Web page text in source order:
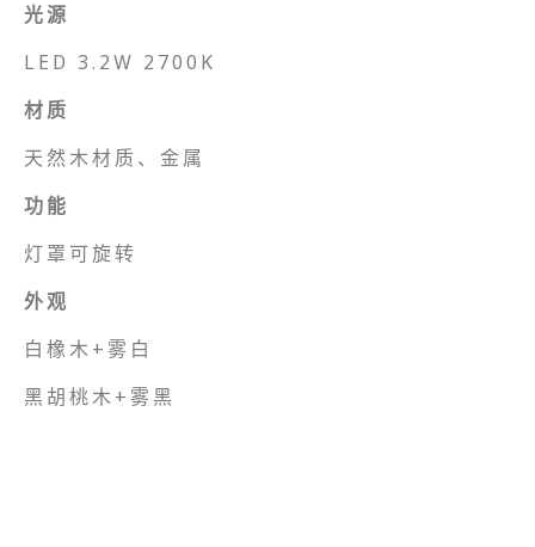
光源
LED 3.2W 2700K
材质
天然木材质、金属
功能
灯罩可旋转
外观
白橡木+雾白
黑胡桃木+雾黑